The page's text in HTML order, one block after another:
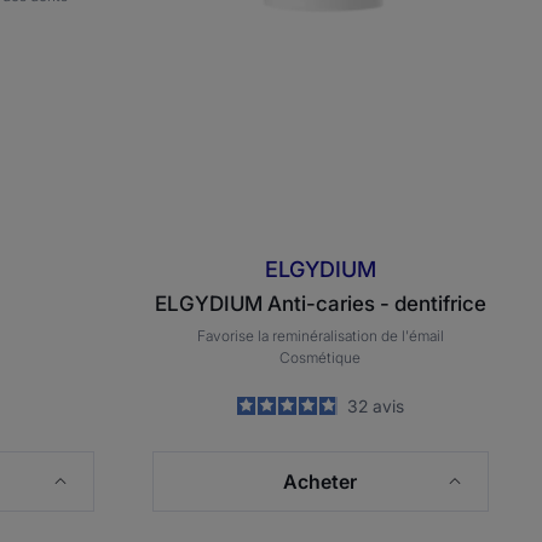
ELGYDIUM
ELGYDIUM Anti-caries - dentifrice
Favorise la reminéralisation de l'émail
Cosmétique
4.9
/5
32 avis
Acheter